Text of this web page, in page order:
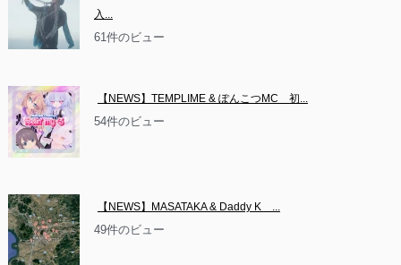
入...
61件のビュー
【NEWS】TEMPLIME & ぽんこつMC　初...
54件のビュー
【NEWS】MASATAKA & Daddy K　...
49件のビュー